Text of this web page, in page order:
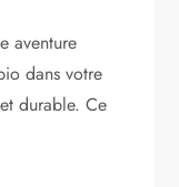
aventure
dans votre
durable. Ce